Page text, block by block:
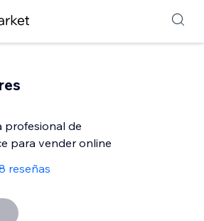
profesional de
para vender online
reseñas